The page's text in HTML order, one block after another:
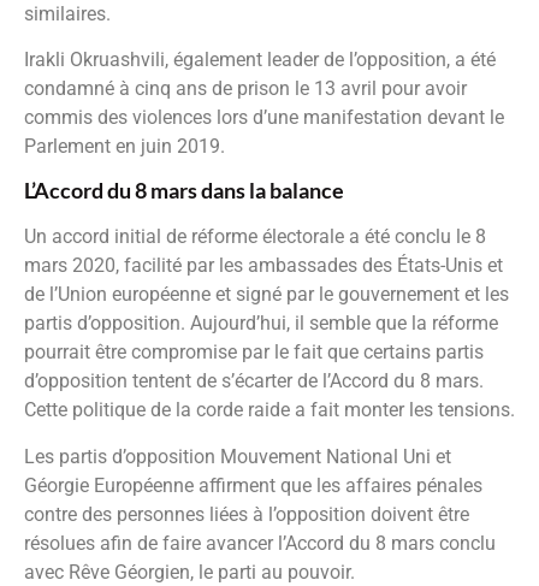
similaires.
Irakli Okruashvili, également leader de l’opposition, a été
condamné à cinq ans de prison le 13 avril pour avoir
commis des violences lors d’une manifestation devant le
Parlement en juin 2019.
L’Accord du 8 mars dans la balance
Un accord initial de réforme électorale a été conclu le 8
mars 2020, facilité par les ambassades des États-Unis et
de l’Union européenne et signé par le gouvernement et les
partis d’opposition. Aujourd’hui, il semble que la réforme
pourrait être compromise par le fait que certains partis
d’opposition tentent de s’écarter de l’Accord du 8 mars.
Cette politique de la corde raide a fait monter les tensions.
Les partis d’opposition Mouvement National Uni et
Géorgie Européenne affirment que les affaires pénales
contre des personnes liées à l’opposition doivent être
résolues afin de faire avancer l’Accord du 8 mars conclu
avec Rêve Géorgien, le parti au pouvoir.